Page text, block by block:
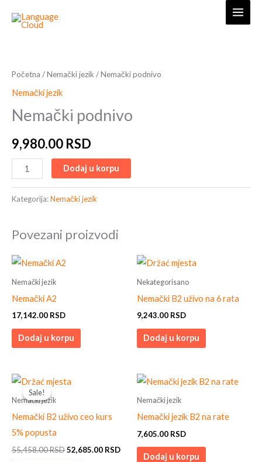
Početna /Nemački jezik / Nemački podnivo
Nemački jezik
Nemački podnivo
9,980.00 RSD
količina
Dodaj u korpu
Kategorija:Nemački jezik
Povezani proizvodi
Nemački jezik
Nemački A2
17,142.00 RSD
Dodaj u korpu
Nekategorisano
Nemački B2 uživo na 6 rata
9,243.00 RSD
Dodaj u korpu
Sale!
Sale!
Nemački jezik
Nemački B2 uživo ceo kurs
5% popusta
55,458.00RSD
price
52,685.00 RSD
Current
52,685.00 RSD.
Nemački jezik
Nemački jezik B2 na rate
7,605.00 RSD
Dodaj u korpu